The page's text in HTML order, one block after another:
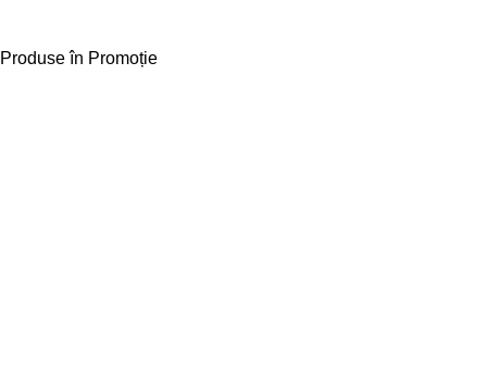
Produse în Promoție